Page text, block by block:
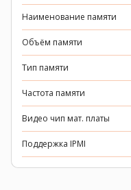
Наименование памяти
Объём памяти
Тип памяти
Частота памяти
Видео чип мат. платы
Поддержка IPMI